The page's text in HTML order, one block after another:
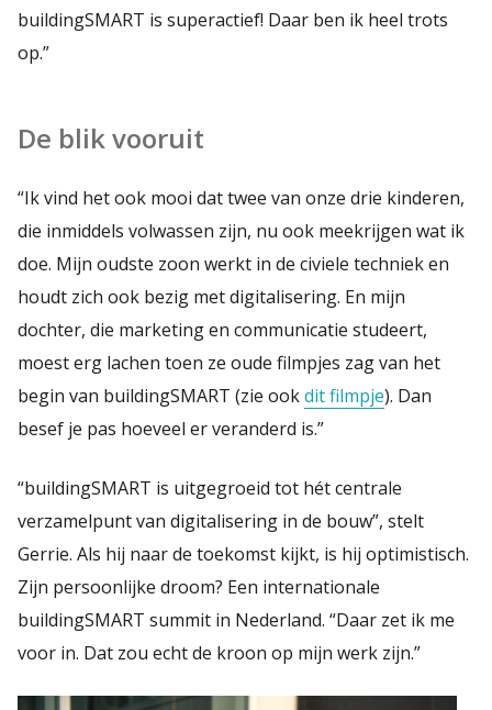
buildingSMART is superactief! Daar ben ik heel trots
op.”
De blik vooruit
“Ik vind het ook mooi dat twee van onze drie kinderen,
die inmiddels volwassen zijn, nu ook meekrijgen wat ik
doe. Mijn oudste zoon werkt in de civiele techniek en
houdt zich ook bezig met digitalisering. En mijn
dochter, die marketing en communicatie studeert,
moest erg lachen toen ze oude filmpjes zag van het
begin van buildingSMART (zie ookdit filmpje). Dan
besef je pas hoeveel er veranderd is.”
“buildingSMART is uitgegroeid tot hét centrale
verzamelpunt van digitalisering in de bouw”, stelt
Gerrie. Als hij naar de toekomst kijkt, is hij optimistisch.
Zijn persoonlijke droom? Een internationale
buildingSMART summit in Nederland. “Daar zet ik me
voor in. Dat zou echt de kroon op mijn werk zijn.”